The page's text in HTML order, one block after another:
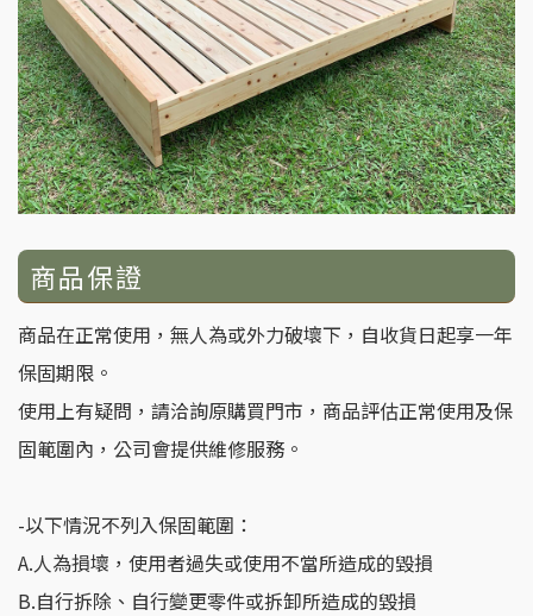
商品保證
商品在正常使用，無人為或外力破壞下，自收貨日起享一年
保固期限。
使用上有疑問，請洽詢原購買門市，商品評估正常使用及保
固範圍內，公司會提供維修服務。
-以下情況不列入保固範圍：
A.人為損壞，使用者過失或使用不當所造成的毀損
B.自行拆除、自行變更零件或拆卸所造成的毀損